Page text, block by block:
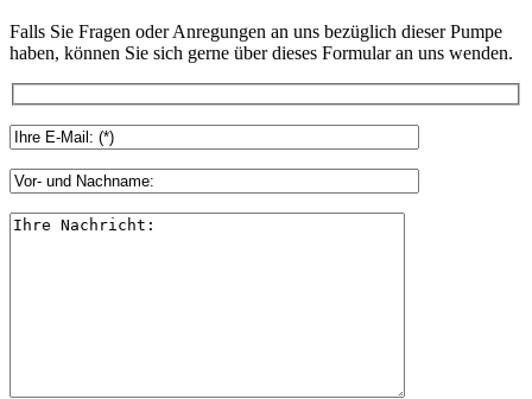
Falls Sie Fragen oder Anregungen an uns bezüglich dieser Pumpe
haben, können Sie sich gerne über dieses Formular an uns wenden.